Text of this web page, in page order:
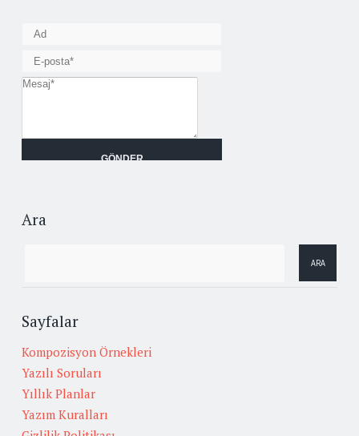
Ara
Sayfalar
Kompozisyon Örnekleri
Yazılı Soruları
Yıllık Planlar
Yazım Kuralları